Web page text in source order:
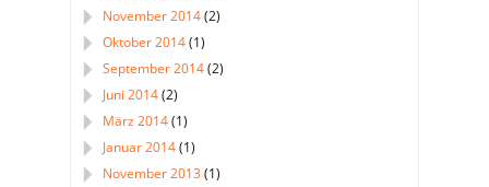
November 2014(2)
Oktober 2014(1)
September 2014(2)
Juni 2014(2)
März 2014(1)
Januar 2014(1)
November 2013(1)